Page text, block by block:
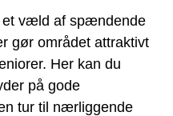
et væld af spændende
gør området attraktivt
Her kan du
på gode
tur til nærliggende